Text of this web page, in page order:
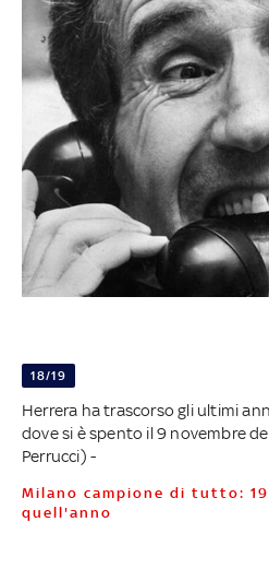
18/19
Herrera ha trascorso gli ultimi
dove si è spento il 9 novembre
Perrucci) -
Milano campione di tutto: 1963, formidabile
quell'anno